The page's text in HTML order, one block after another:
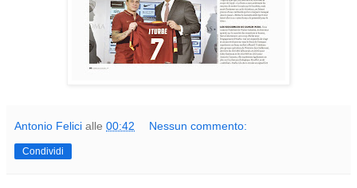
Antonio Felici alle 00:42 Nessun commento:
Condividi